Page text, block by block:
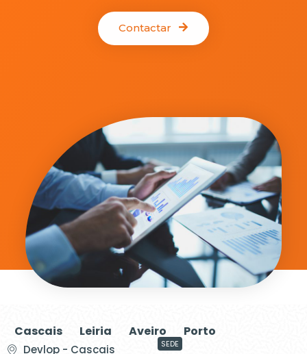
Contactar
Cascais Leiria Aveiro Porto
Devlop - Cascais SEDE